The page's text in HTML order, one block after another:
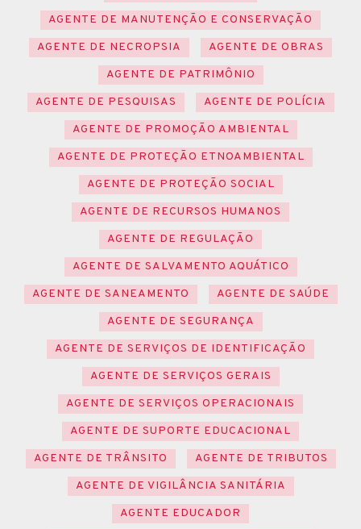
AGENTE DE MANUTENÇÃO E CONSERVAÇÃO
AGENTE DE NECROPSIA
AGENTE DE OBRAS
AGENTE DE PATRIMÔNIO
AGENTE DE PESQUISAS
AGENTE DE POLÍCIA
AGENTE DE PROMOÇÃO AMBIENTAL
AGENTE DE PROTEÇÃO ETNOAMBIENTAL
AGENTE DE PROTEÇÃO SOCIAL
AGENTE DE RECURSOS HUMANOS
AGENTE DE REGULAÇÃO
AGENTE DE SALVAMENTO AQUÁTICO
AGENTE DE SANEAMENTO
AGENTE DE SAÚDE
AGENTE DE SEGURANÇA
AGENTE DE SERVIÇOS DE IDENTIFICAÇÃO
AGENTE DE SERVIÇOS GERAIS
AGENTE DE SERVIÇOS OPERACIONAIS
AGENTE DE SUPORTE EDUCACIONAL
AGENTE DE TRÂNSITO
AGENTE DE TRIBUTOS
AGENTE DE VIGILÂNCIA SANITÁRIA
AGENTE EDUCADOR